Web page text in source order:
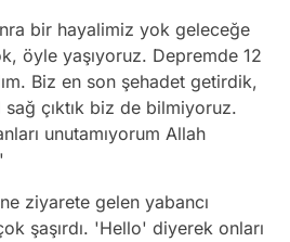
bir hayalimiz yok geleceğe
öyle yaşıyoruz. Depremde 12
Biz en son şehadet getirdik,
sağ çıktık biz de bilmiyoruz.
unutamıyorum Allah
ziyarete gelen yabancı
şaşırdı. 'Hello' diyerek onları